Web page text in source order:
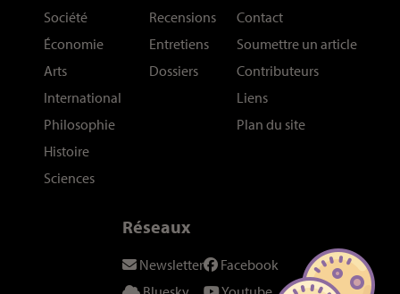
Société
Économie
Arts
International
Philosophie
Histoire
Sciences
Recensions
Entretiens
Dossiers
Contact
Soumettre un article
Contributeurs
Liens
Plan du site
Réseaux
Newsletter
Facebook